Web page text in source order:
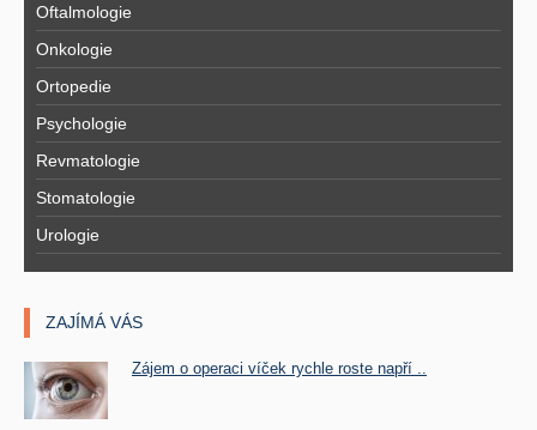
Oftalmologie
Onkologie
Ortopedie
Psychologie
Revmatologie
Stomatologie
Urologie
ZAJÍMÁ VÁS
Zájem o operaci víček rychle roste napří ..